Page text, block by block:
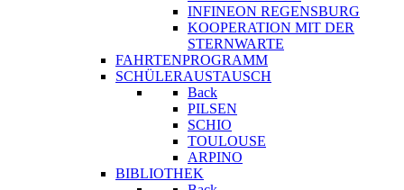
INFINEON REGENSBURG
KOOPERATION MIT DER
STERNWARTE
FAHRTENPROGRAMM
SCHÜLERAUSTAUSCH
Back
PILSEN
SCHIO
TOULOUSE
ARPINO
BIBLIOTHEK